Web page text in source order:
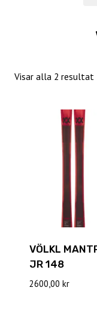
Visar alla 2 resultat
VÖLKL
JR 148
2600,00 kr